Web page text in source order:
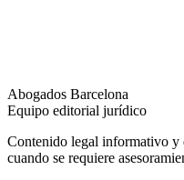
Abogados Barcelona
Equipo editorial jurídico
Contenido legal informativo y
cuando se requiere